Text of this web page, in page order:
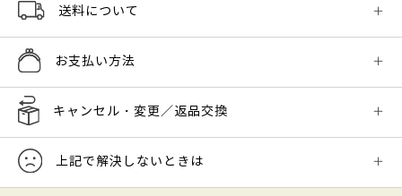
送料について
お支払い方法
キャンセル・変更／返品交換
上記で解決しないときは